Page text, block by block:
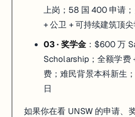
上岗；58 国 400 申请
+ 公卫 + 可持续建筑顶
03 · 奖学金：$600 万
Scholarship；全额学费
费；难民背景本科新生
日
如果你在看 UNSW 的申请、